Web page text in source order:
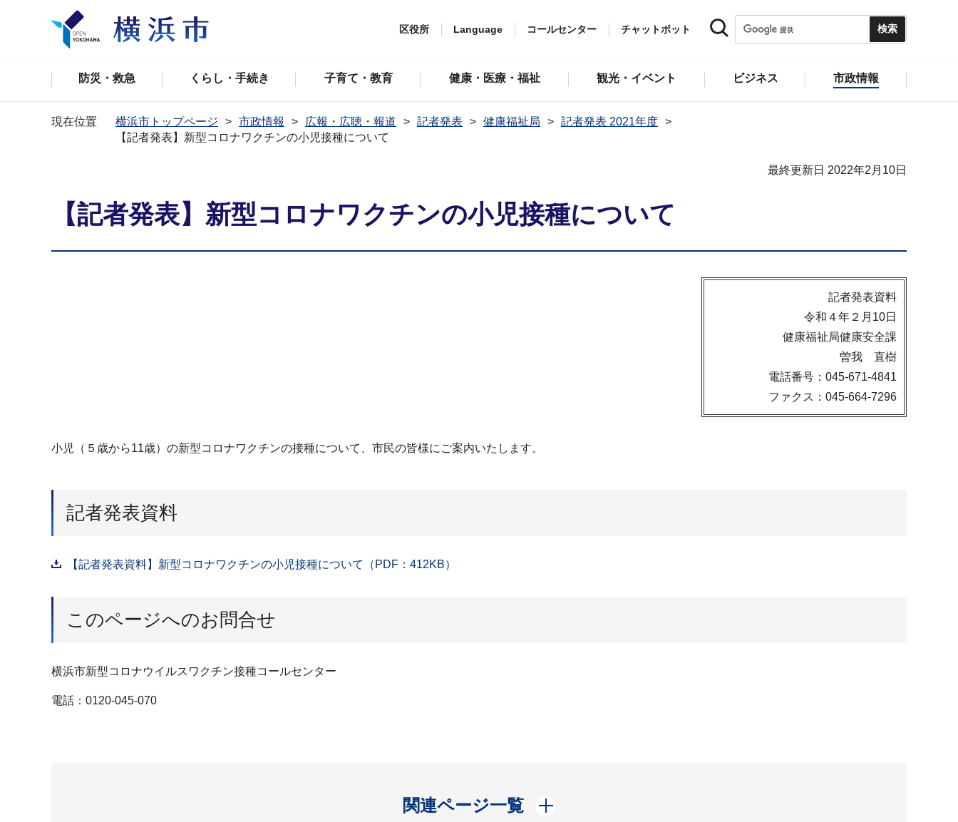
区役所 Language コールセンター チャットボット
防災・救急 くらし・手続き 子育て・教育 健康・医療・福祉 観光・イベント ビジネス 市政情報
現在位置 横浜市トップページ 市政情報 広報・広聴・報道 記者発表 健康福祉局
記者発表 2021年度
【記者発表】新型コロナワクチンの小児接種について
最終更新日 2022年2月10日
【記者発表】新型コロナワクチンの小児接種について
記者発表資料
令和４年２月10日
健康福祉局健康安全課
曽我 直樹
電話番号：045-671-4841
ファクス：045-664-7296
小児（５歳から11歳）の新型コロナワクチンの接種について、市民の皆様にご案内いたします。
記者発表資料
【記者発表資料】新型コロナワクチンの小児接種について（PDF：412KB）
このページへのお問合せ
横浜市新型コロナウイルスワクチン接種コールセンター
電話：0120-045-070
関連ページ一覧
開く